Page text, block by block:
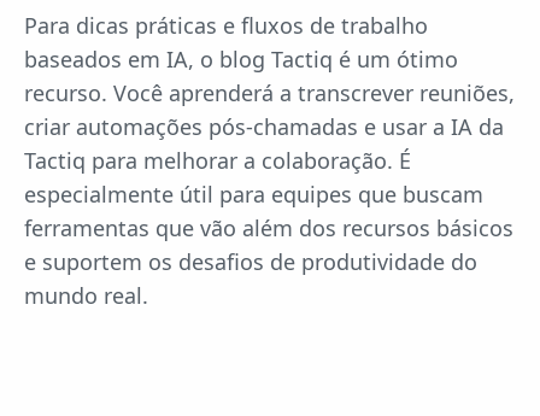
Para dicas práticas e fluxos de trabalho
baseados em IA, o blog Tactiq é um ótimo
recurso. Você aprenderá a transcrever reuniões,
criar automações pós-chamadas e usar a IA da
Tactiq para melhorar a colaboração. É
especialmente útil para equipes que buscam
ferramentas que vão além dos recursos básicos
e suportem os desafios de produtividade do
mundo real.